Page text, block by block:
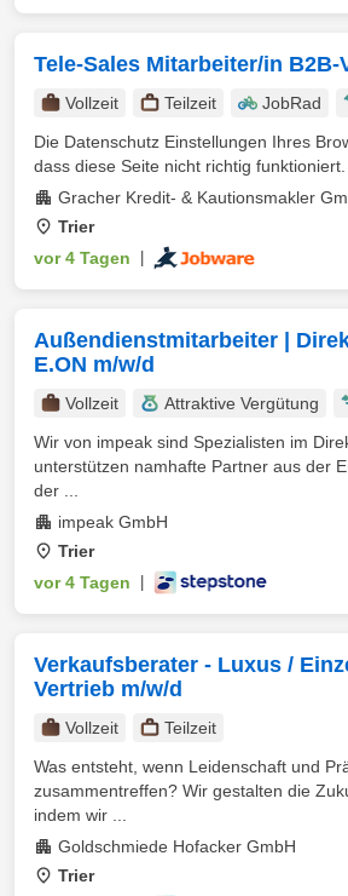
Tele-Sales Mitarbeiter/in B2B-
Vollzeit Teilzeit JobRad
Die Datenschutz Einstellungen Ihres
dass diese Seite nicht richtig funktioniert.
Gracher Kredit- & Kautionsmakler
Trier
vor 4 Tagen
Außendienstmitarbeiter |
E.ON m/w/d
Vollzeit Attraktive Vergütung
Wir von impeak sind Spezialisten im
unterstützen namhafte Partner aus der
der ...
impeak GmbH
Trier
vor 4 Tagen
Verkaufsberater - Luxus /
Vertrieb m/w/d
Vollzeit
Teilzeit
Was entsteht, wenn Leidenschaft und
zusammentreffen? Wir gestalten die
indem wir ...
Goldschmiede Hofacker GmbH
Trier